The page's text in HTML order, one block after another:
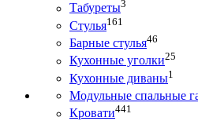
Табуреты3
Стулья161
Барные стулья46
Кухонные уголки25
Кухонные диваны1
Модульные спальные
Кровати441